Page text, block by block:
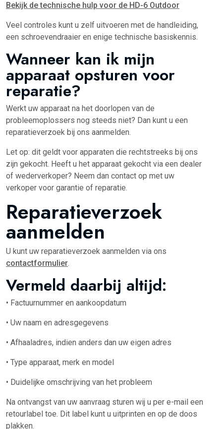
Bekijk de technische hulp voor de HD-6 Outdoor
Veel controles kunt u zelf uitvoeren met de handleiding,
een schroevendraaier en enige technische basiskennis.
Wanneer kan ik mijn
apparaat opsturen voor
reparatie?
Werkt uw apparaat na het doorlopen van de
probleemoplossers nog steeds niet? Dan kunt u een
reparatieverzoek bij ons aanmelden.
Let op: dit geldt voor apparaten die rechtstreeks bij ons
zijn gekocht. Heeft u het apparaat gekocht via een dealer
of wederverkoper? Neem dan contact op met uw
verkoper voor garantie of reparatie.
Reparatieverzoek
aanmelden
U kunt uw reparatieverzoek aanmelden via ons
contactformulier.
Vermeld daarbij altijd:
• Factuurnummer en aankoopdatum
• Uw naam en adresgegevens
• Afhaaladres, indien anders dan uw eigen adres
• Type apparaat, merk en model
• Duidelijke omschrijving van het probleem
Na ontvangst van uw aanvraag sturen wij u per e-mail een
retourlabel toe. Dit label kunt u uitprinten en op de doos
plakken.